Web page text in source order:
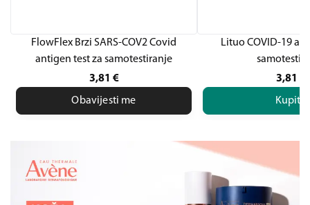
FlowFlex Brzi SARS-COV2 Covid
antigen test za samotestiranje
3,81 €
Obavijesti me
Lituo COVID-19
3,81
Kupite